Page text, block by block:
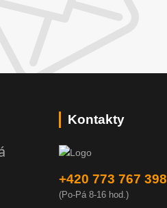
Kontakty
+420 773 767 398
(Po-Pá 8-16 hod.)